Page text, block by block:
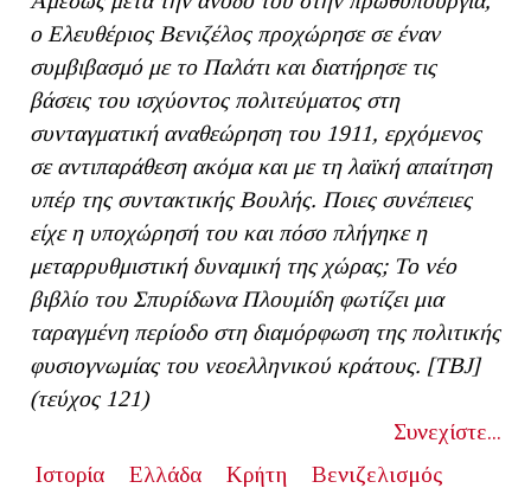
ο Ελευθέριος Βενιζέλος προχώρησε σε έναν
συμβιβασμό με το Παλάτι και διατήρησε τις
βάσεις του ισχύοντος πολιτεύματος στη
συνταγματική αναθεώρηση του 1911, ερχόμενος
σε αντιπαράθεση ακόμα και με τη λαϊκή απαίτηση
υπέρ της συντακτικής Βουλής. Ποιες συνέπειες
είχε η υποχώρησή του και πόσο πλήγηκε η
μεταρρυθμιστική δυναμική της χώρας; Το νέο
βιβλίο του Σπυρίδωνα Πλουμίδη φωτίζει μια
ταραγμένη περίοδο στη διαμόρφωση της πολιτικής
φυσιογνωμίας του νεοελληνικού κράτους. [ΤΒJ]
(τεύχος 121)
Συνεχίστε...
Ιστορία
Ελλάδα Κρήτη
Βενιζελισμός